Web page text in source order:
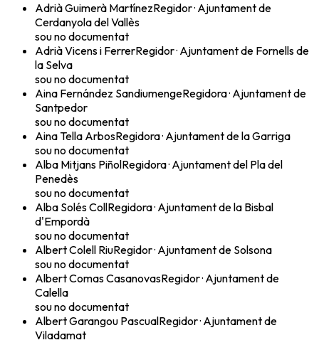
Adrià Guimerà MartínezRegidor· Ajuntament de
Cerdanyola del Vallès
sou no documentat
Adrià Vicens i FerrerRegidor· Ajuntament de Fornells de
la Selva
sou no documentat
Aina Fernández SandiumengeRegidora· Ajuntament de
Santpedor
sou no documentat
Aina Tella ArbosRegidora· Ajuntament de la Garriga
sou no documentat
Alba Mitjans PiñolRegidora· Ajuntament del Pla del
Penedès
sou no documentat
Alba Solés CollRegidora· Ajuntament de la Bisbal
d'Empordà
sou no documentat
Albert Colell RiuRegidor· Ajuntament de Solsona
sou no documentat
Albert Comas CasanovasRegidor· Ajuntament de
Calella
sou no documentat
Albert Garangou PascualRegidor· Ajuntament de
Viladamat